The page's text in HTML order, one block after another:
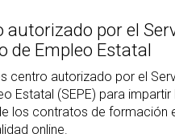
autorizado por el
de Empleo Estatal
centro autorizado por el
Estatal (SEPE) para
los contratos de formación
online.